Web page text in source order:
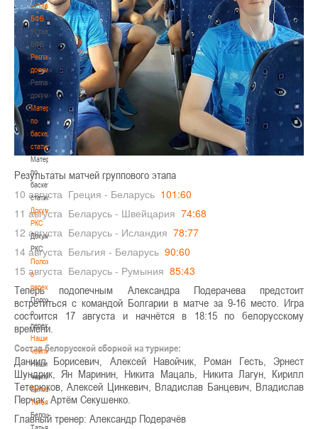
Устав
БФБ
Устав
БФБ
Регламентирующие
документы
Регламентирующие
документы
Материалы
по
баскетбольной
статистике
Материалы
по
баскетбольной
статистике
Документы
РКС
Документы
РКС
Положение
о
переходах
Положение
о
переходах
Наши
чемпионы
Наши
чемпионы
Белошапко
Татьяна
Белошапко
Татьяна
Результаты матчей группового этапа
10 августа Греция - Беларусь 101:60
11 августа Беларусь - Швейцария 74:68
12 августа Беларусь - Исландия 78:77
14 августа Бельгия - Беларусь 90:60
15 августа Беларусь - Румыния 85:43
Теперь подопечным Александра Подерачева предстоит
встретиться с командой Болгарии в матче за 9-16 место. Игра
состоится 17 августа и начнётся в 18:15 по белорусскому
времени.
Состав белорусской сборной на турнире:
Даниил Борисевич, Алексей Навойчик, Роман Гесть, Эрнест
Шундрик, Ян Маринин, Никита Мацаль, Никита Лагун, Кирилл
Тетерюков, Алексей Цинкевич, Владислав Банцевич, Владислав
Перчак, Артём Секушенко.
Главный тренер: Александр Подерачёв